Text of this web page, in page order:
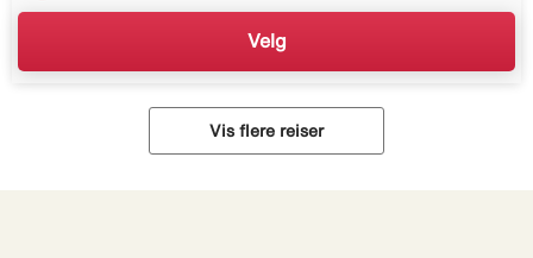
Velg
Vis flere reiser